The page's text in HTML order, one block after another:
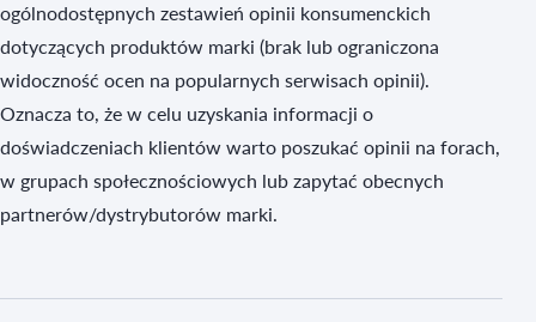
ogólnodostępnych zestawień opinii konsumenckich
dotyczących produktów marki (brak lub ograniczona
widoczność ocen na popularnych serwisach opinii).
Oznacza to, że w celu uzyskania informacji o
doświadczeniach klientów warto poszukać opinii na forach,
w grupach społecznościowych lub zapytać obecnych
partnerów/dystrybutorów marki.